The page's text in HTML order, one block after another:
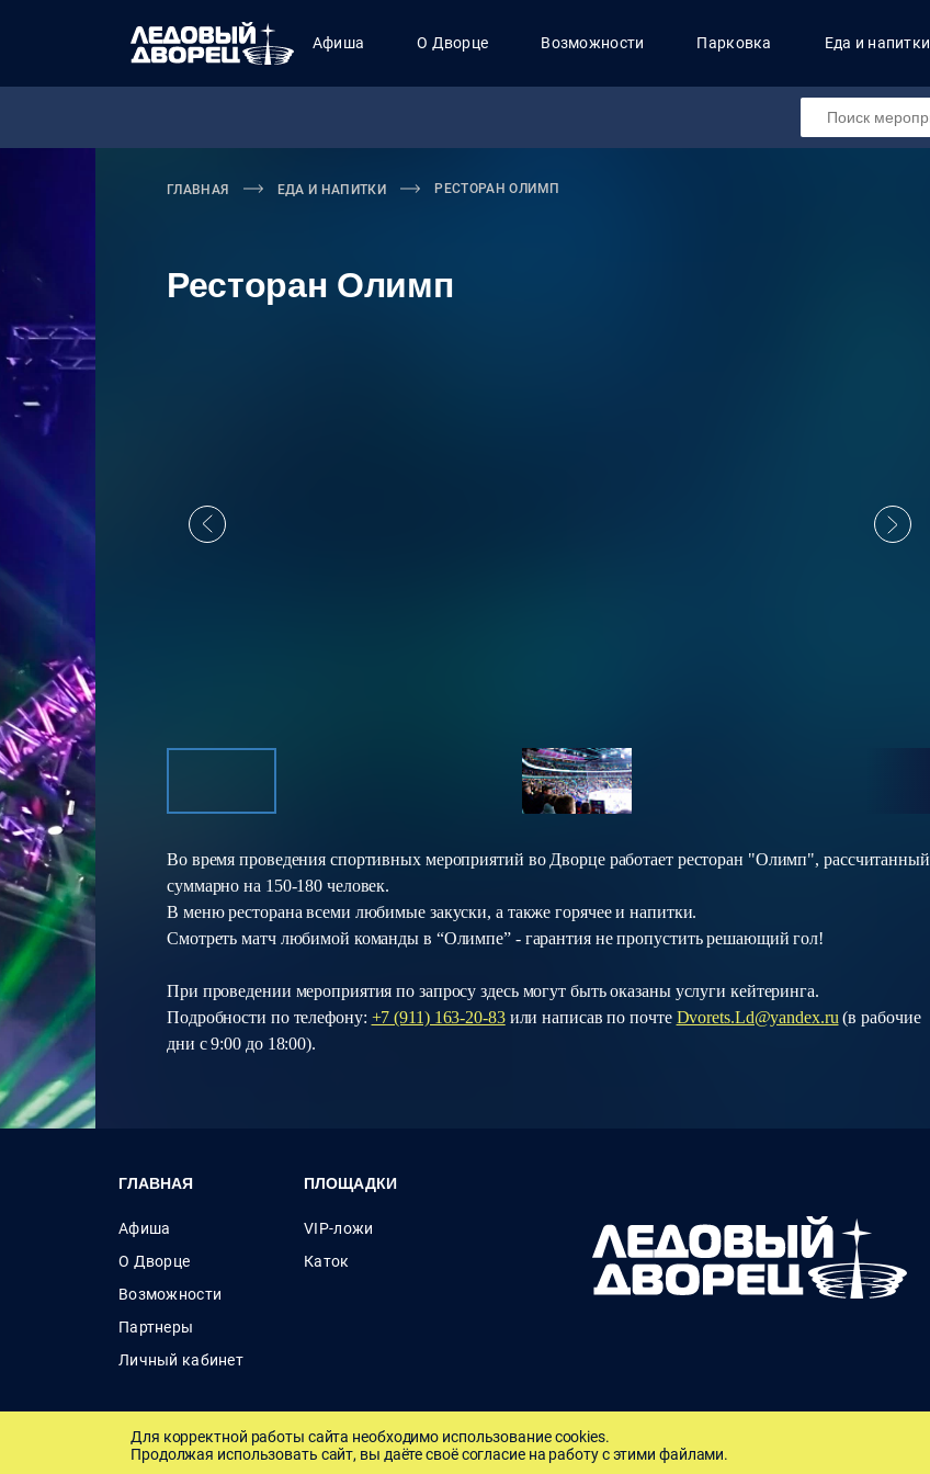
Афиша О Дворце Возможности Парковка Еда и напитки
ГЛАВНАЯ ЕДА И НАПИТКИ РЕСТОРАН ОЛИМП
Ресторан Олимп
Во время проведения спортивных мероприятий во Дворце работает ресторан "Олимп", рассчитанный
суммарно на 150-180 человек.
В меню ресторана всеми любимые закуски, а также горячее и напитки.
Смотреть матч любимой команды в “Олимпе” - гарантия не пропустить решающий гол!
При проведении мероприятия по запросу здесь могут быть оказаны услуги кейтеринга.
Подробности по телефону: +7 (911) 163-20-83или написав по почте Dvorets.Ld@yandex.ru (в рабочие
дни с 9:00 до 18:00).
ГЛАВНАЯ
Афиша
О Дворце
Возможности
Партнеры
Личный кабинет
ПЛОЩАДКИ
VIP-ложи
Каток
Правила продажи билетов Политика конфиденциальности
Для корректной работы сайта необходимо использование cookies.
Продолжая использовать сайт, вы даёте своё согласие на работу с этими файлами.